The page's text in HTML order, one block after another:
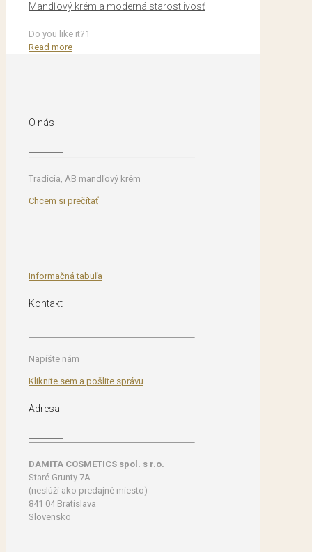
Mandľový krém a moderná starostlivosť
Do you like it?1
Read more
O nás
Tradícia, AB mandľový krém
Chcem si prečítať
Informačná tabuľa
Kontakt
Napíšte nám
Kliknite sem a pošlite správu
Adresa
DAMITA COSMETICS spol. s r.o.
Staré Grunty 7A
(neslúži ako predajné miesto)
841 04 Bratislava
Slovensko